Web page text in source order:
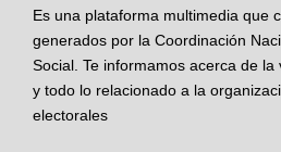
Es una plataforma multimedia que
generados por la Coordinación
Social. Te informamos acerca de
y todo lo relacionado a la
electorales